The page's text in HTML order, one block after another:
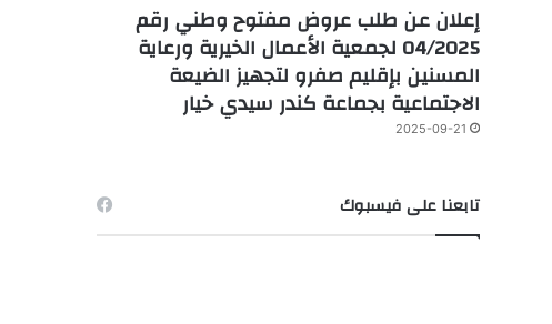
إعلان عن طلب عروض مفتوح وطني رقم
04/2025 لجمعية الأعمال الخيرية ورعاية
المسنين بإقليم صفرو لتجهيز الضيعة
الاجتماعية بجماعة كندر سيدي خيار
2025-09-21
تابعنا على فيسبوك